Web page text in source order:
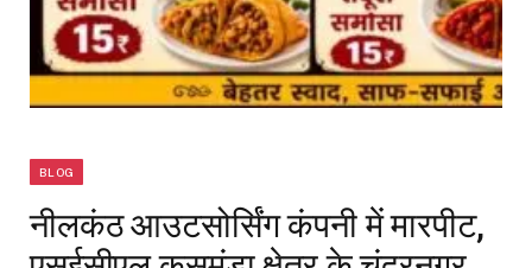
BLOG
नीलकंठ आउटसोर्सिंग कंपनी में मारपीट,